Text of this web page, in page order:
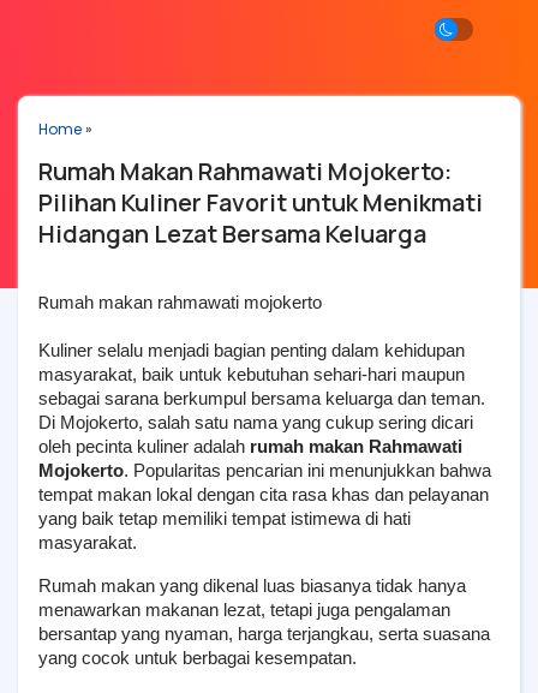
Home»
Rumah Makan Rahmawati Mojokerto:
Pilihan Kuliner Favorit untuk Menikmati
Hidangan Lezat Bersama Keluarga
Rumah makan rahmawati mojokerto
Kuliner selalu menjadi bagian penting dalam kehidupan
masyarakat, baik untuk kebutuhan sehari-hari maupun
sebagai sarana berkumpul bersama keluarga dan teman.
Di Mojokerto, salah satu nama yang cukup sering dicari
oleh pecinta kuliner adalah rumah makan Rahmawati
Mojokerto. Popularitas pencarian ini menunjukkan bahwa
tempat makan lokal dengan cita rasa khas dan pelayanan
yang baik tetap memiliki tempat istimewa di hati
masyarakat.
Rumah makan yang dikenal luas biasanya tidak hanya
menawarkan makanan lezat, tetapi juga pengalaman
bersantap yang nyaman, harga terjangkau, serta suasana
yang cocok untuk berbagai kesempatan.